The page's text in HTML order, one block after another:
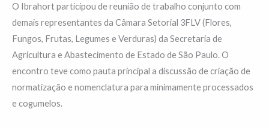
O Ibrahort participou de reunião de trabalho conjunto com
demais representantes da Câmara Setorial 3FLV (Flores,
Fungos, Frutas, Legumes e Verduras) da Secretaria de
Agricultura e Abastecimento de Estado de São Paulo. O
encontro teve como pauta principal a discussão de criação de
normatização e nomenclatura para minimamente processados
e cogumelos.